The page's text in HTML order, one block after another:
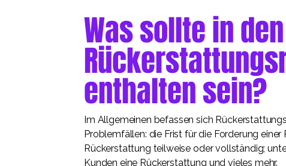
Was sollte in den
enthalten sein?
Im Allgemeinen befassen sich
Problemfällen: die Frist für die Forderung
Rückerstattung teilweise oder vollständig;
Kunden eine Rückerstattung und vieles mehr.